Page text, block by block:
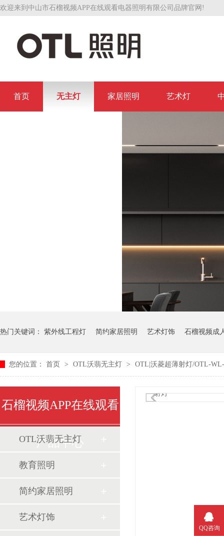
欢迎来到中山市石榴视频APP在线观看电器照明有限公司品牌官网!
首页 无主灯 家居照明 艺术灯
热门关键词： 紫外线工程灯 简约家居照明 艺术灯饰 石榴视频成
您的位置： 首页 > OTL沃翡无主灯 > OTL|沃菱超薄射灯/OTL-
石榴视频APP在线观看
产品中心
OTL沃翡无主灯
教育照明
简约家居照明
艺术灯饰
QQ咨询